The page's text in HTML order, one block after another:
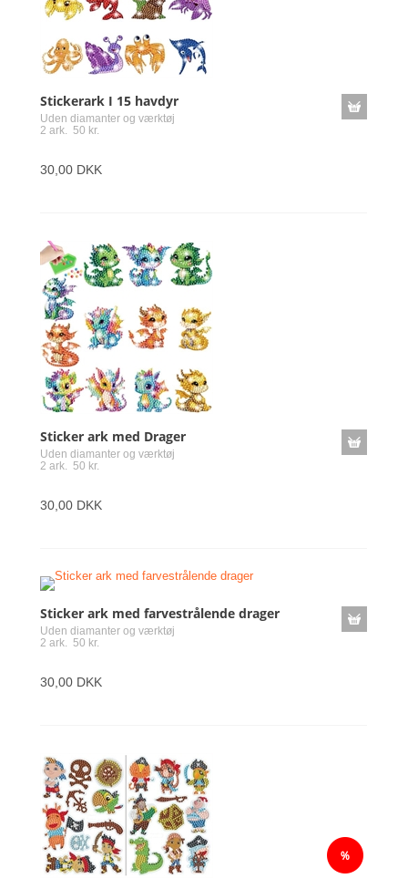
Stickerark I 15 havdyr
Uden diamanter og værktøj
2 ark. 50 kr.
30,00 DKK
Sticker ark med Drager
Uden diamanter og værktøj
2 ark. 50 kr.
30,00 DKK
Sticker ark med farvestrålende drager
Uden diamanter og værktøj
2 ark. 50 kr.
30,00 DKK